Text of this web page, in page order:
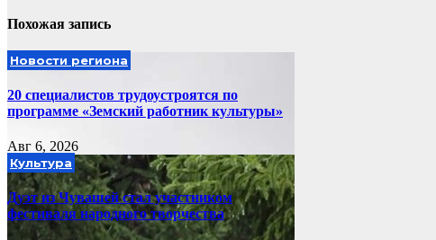
Похожая запись
Новости региона
20 специалистов трудоустроятся по
программе «Земский работник культуры»
Авг 6, 2026
Культура
Дуэт из Чувашей стал участником
фестиваля народного творчества